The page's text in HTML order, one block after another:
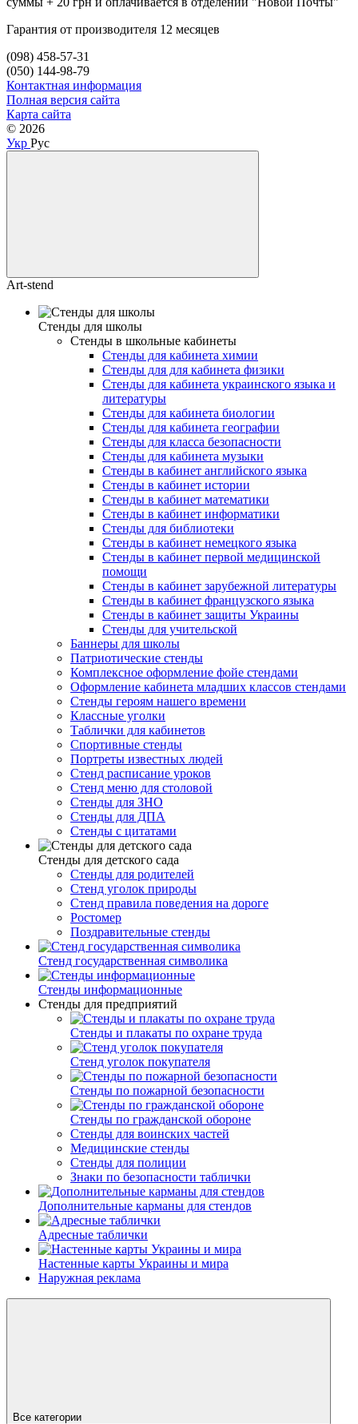
Гарантия от производителя 12 месяцев
(098) 458-57-31
(050) 144-98-79
Контактная информация
Полная версия сайта
Карта сайта
© 2026
Укр Рус
Art-stend
Стенды для школы
Стенды в школьные кабинеты
Стенды для кабинета химии
Стенды для для кабинета физики
Стенды для кабинета украинского языка и
литературы
Стенды для кабинета биологии
Стенды для кабинета географии
Стенды для класса безопасности
Стенды для кабинета музыки
Стенды в кабинет английского языка
Стенды в кабинет истории
Стенды в кабинет математики
Стенды в кабинет информатики
Стенды для библиотеки
Стенды в кабинет немецкого языка
Стенды в кабинет первой медицинской
помощи
Стенды в кабинет зарубежной литературы
Стенды в кабинет французского языка
Стенды в кабинет защиты Украины
Стенды для учительской
Баннеры для школы
Патриотические стенды
Комплексное оформление фойе стендами
Оформление кабинета младших классов стендами
Стенды героям нашего времени
Классные уголки
Таблички для кабинетов
Спортивные стенды
Портреты известных людей
Стенд расписание уроков
Стенд меню для столовой
Стенды для ЗНО
Стенды для ДПА
Стенды с цитатами
Стенды для детского сада
Стенды для родителей
Стенд уголок природы
Стенд правила поведения на дороге
Ростомер
Поздравительные стенды
Стенд государственная символика
Стенды информационные
Стенды для предприятий
Стенды и плакаты по охране труда
Стенд уголок покупателя
Стенды по пожарной безопасности
Стенды по гражданской обороне
Стенды для воинских частей
Медицинские стенды
Стенды для полиции
Знаки по безопасности таблички
Дополнительные карманы для стендов
Адресные таблички
Настенные карты Украины и мира
Наружная реклама
Все категории